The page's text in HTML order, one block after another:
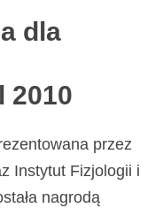
dla
2010
przez
Instytut Fizjologii i
nagrodą